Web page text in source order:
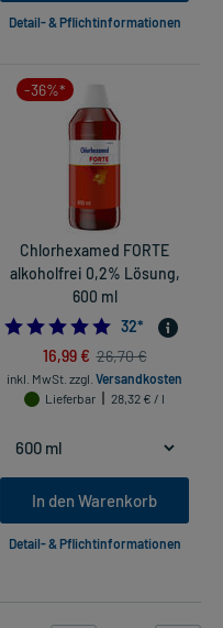
Detail- & Pflichtinformationen
-36%*
Chlorhexamed FORTE
alkoholfrei 0,2% Lösung,
600 ml
4.90625
32*
16,99 € 26,70 €
inkl. MwSt. zzgl. Versandkosten
Lieferbar
28,32 € / l
In den Warenkorb
Detail- & Pflichtinformationen